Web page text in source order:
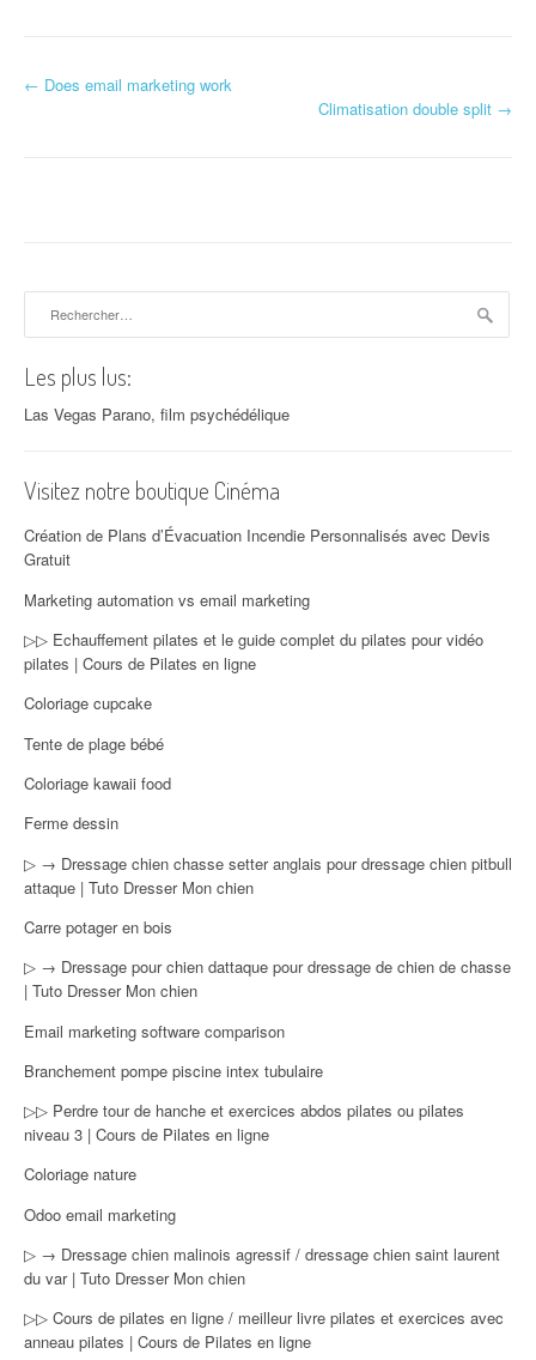
Navigation d'article
← Does email marketing work
Climatisation double split →
Les plus lus:
Las Vegas Parano, film psychédélique
Visitez notre boutique Cinéma
Création de Plans d’Évacuation Incendie Personnalisés avec Devis
Gratuit
Marketing automation vs email marketing
▷▷ Echauffement pilates et le guide complet du pilates pour vidéo
pilates | Cours de Pilates en ligne
Coloriage cupcake
Tente de plage bébé
Coloriage kawaii food
Ferme dessin
▷ → Dressage chien chasse setter anglais pour dressage chien pitbull
attaque | Tuto Dresser Mon chien
Carre potager en bois
▷ → Dressage pour chien dattaque pour dressage de chien de chasse
| Tuto Dresser Mon chien
Email marketing software comparison
Branchement pompe piscine intex tubulaire
▷▷ Perdre tour de hanche et exercices abdos pilates ou pilates
niveau 3 | Cours de Pilates en ligne
Coloriage nature
Odoo email marketing
▷ → Dressage chien malinois agressif / dressage chien saint laurent
du var | Tuto Dresser Mon chien
▷▷ Cours de pilates en ligne / meilleur livre pilates et exercices avec
anneau pilates | Cours de Pilates en ligne